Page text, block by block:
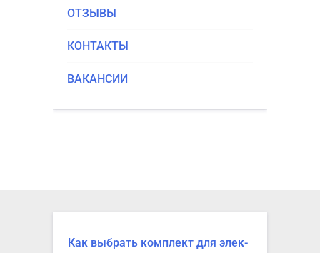
ОТЗЫ­ВЫ
КОН­ТАК­ТЫ
ВАКАН­СИИ
Как выбрать ком­плект для элек­